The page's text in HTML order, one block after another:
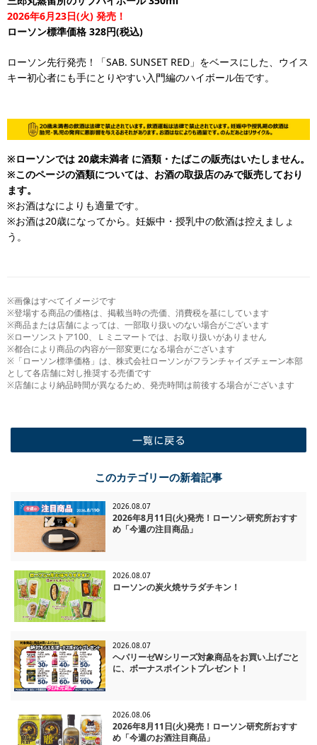
2026年6月23日(火) 発売！
ローソン標準価格 328円(税込)
ローソン先行発売！「SAB. SUNSET RED」をベースにした、ウイス
キー初心者にも手にとりやすい入門編のハイボール缶です。
※ローソンでは 20歳未満者 に酒類・たばこの販売はいたしません。
※このページの酒類については、お酒の取扱店のみで販売しており
ます。
※お酒はなによりも適量です。
※お酒は20歳になってから。妊娠中・授乳中の飲酒は控えましょ
う。
※画像はすべてイメージです
※登場する商品の価格は、掲載当時の売価、消費税を基にしています
※商品または店舗によっては、一部取り扱いのない場合がございます
※ローソンストア100、Ｌミニマートでは、お取り扱いがありません
※都合により商品の内容が一部変更になる場合がございます
※「ローソン標準価格」は、株式会社ローソンがフランチャイズチェーン本部
として各店舗に対し推奨する売価です
※店舗により納品時間が異なるため、発売時間は前後する場合がございます
このカテゴリーの新着記事
2026.08.07
2026年8月11日(火)発売！ローソン研究所おすす
め「今週の注目商品」
2026.08.07
ローソンの炭火焼サラダチキン！
2026.08.07
ヘパリーゼWシリーズ対象商品をお買い上げごと
に、ボーナスポイントプレゼント！
2026.08.06
2026年8月11日(火)発売！ローソン研究所おすす
め「今週のお酒注目商品」